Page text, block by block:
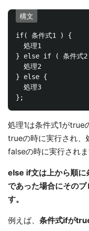
構文
if( 条件式1 ) {
  処理1
} else if ( 条件式
  処理2
} else {
  処理3
処理1は条件式1がtrue
trueの時に実行され、
falseの時に実行されま
else if文は上から順に
であった場合にその
す。
例えば、 条件式ifが